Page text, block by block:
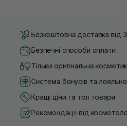
Безкоштовна доставка від
Безпечні способи оплати
Тільки оригінальна
Система бонусів та
Кращі ціни та топ товари
Рекомендації від